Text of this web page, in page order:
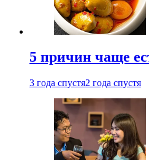
5 причин чаще
3 года спустя2 года спустя